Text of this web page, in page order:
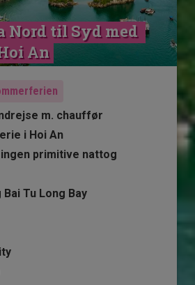
Nord til Syd med
An
m. chauffør
i Hoi An
primitive nattog
Tu Long Bay